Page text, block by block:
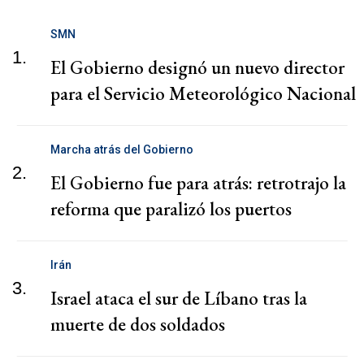
1.
SMN
El Gobierno designó un nuevo director
para el Servicio Meteorológico Nacional
2.
Marcha atrás del Gobierno
El Gobierno fue para atrás: retrotrajo la
reforma que paralizó los puertos
3.
Irán
Israel ataca el sur de Líbano tras la
muerte de dos soldados